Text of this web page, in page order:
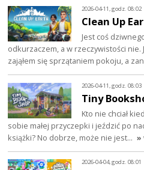
2026-04-11, godz. 08:02
Clean Up
Jest coś
odkurzaczem, a w rzeczywistości nie.
zająłem się sprzątaniem pokoju, a
2026-04-11, godz. 08:03
Tiny
Kto nie chciał
sobie małej przyczepki i jeździć po
książki? No dobrze, może nie jest… »
2026-04-04, godz. 08:01